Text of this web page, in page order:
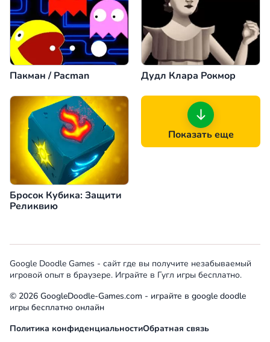
Пакман / Pacman Дудл Клара Рокмор
Бросок Кубика: Защити
Реликвию
Показать еще
Google Doodle Games - сайт где вы получите незабываемый
игровой опыт в браузере. Играйте в Гугл игры бесплатно.
© 2026 GoogleDoodle-Games.com - играйте в google doodle
игры бесплатно онлайн
Политика конфиденциальностиОбратная связь